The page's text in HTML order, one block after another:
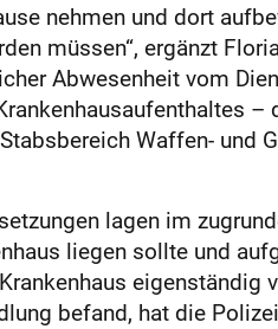
nehmen und dort
müssen“, ergänzt
Abwesenheit vom
–
Waffen- und
lagen im
liegen sollte und
eigenständig
befand, hat die